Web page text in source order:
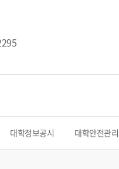
대학정보공시 대학안전관